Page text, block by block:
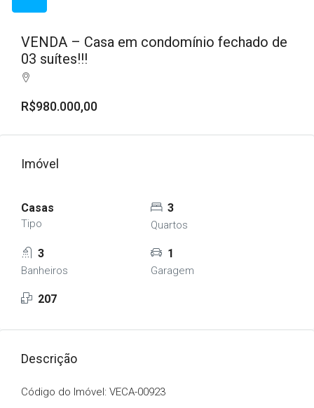
VENDA – Casa em condomínio fechado de
03 suítes!!!
R$980.000,00
Imóvel
Casas
Tipo
3
Quartos
3
Banheiros
1
Garagem
207
Descrição
Código do Imóvel: VECA-00923